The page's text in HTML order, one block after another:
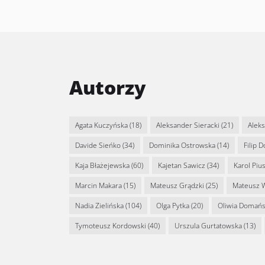
Autorzy
Agata Kuczyńska(18) Aleksander Sieracki (21)
Davide Sieńko(34) Dominika Ostrowska(14) Filip
Kaja Błażejewska(60) Kajetan Sawicz (34) Karol Pius
Marcin Makara(15) Mateusz Grądzki (25) Mateusz
Nadia Zielińska(104) Olga Pytka(20) Oliwia
Tymoteusz Kordowski (40) Urszula Gurtatowska(13)